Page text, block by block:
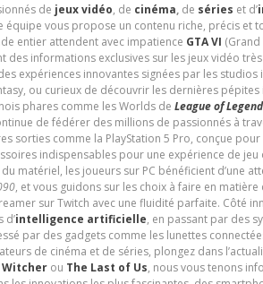
de jeux vidéo, de cinéma,de séries et d’
vous propose un contenu riche, précis et
entier attendent avec impatience GTA VI
informations exclusives sur les jeux vidéo
expériences innovantes signées par les
ou curieux de découvrir les dernières
phares comme les Worlds de League of
de fédérer des millions de passionnés à
sorties comme la PlayStation 5 Pro, conçue
indispensables pour une expérience de
matériel, les joueurs sur PC bénéficient d’une
, et vous guidons sur les choix à faire en
sur Twitch avec une fluidité parfaite. Côté
intelligence artificielle, en passant par des
par des gadgets comme les lunettes
de cinéma et de séries, plongez dans
Witcherou The Last of Us, nous vous tenons